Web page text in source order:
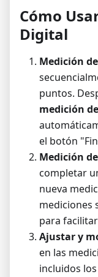
Cómo
Digital
Medición
puntos.
medición
el botón
Medición
completar
nueva
mediciones
para
Ajustar y
en las
incluidos